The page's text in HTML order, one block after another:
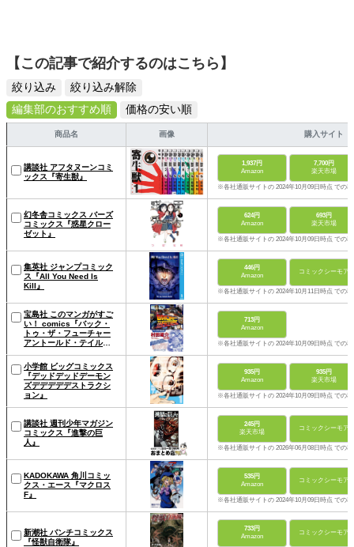
【この記事で紹介するのはこちら】
絞り込み
絞り込み解除
編集部のおすすめ順
価格の安い順
商品名 画像 購入サイト
講談社 アフタヌーンコミ
ックス『寄生獣』
1,937円
Amazon
7,700円
楽天市場
※各社通販サイトの 2024年10月09日時点 での
幻冬舎コミックス バーズ
コミックス『惑星クロー
ゼット』
624円
Amazon
693円
楽天市場
※各社通販サイトの 2024年10月09日時点 での
集英社 ジャンプコミック
ス『All You Need Is
Kill』
446円
Amazon
コミックシーモア
※各社通販サイトの 2024年10月11日時点 での
宝島社 このマンガがすご
い！ comics『バック・
トゥ・ザ・フューチャー
アントールド・テイル
713円
Amazon
※各社通販サイトの 2024年10月09日時点 での
小学館 ビッグコミックス
『デッドデッドデーモン
ズデデデデデストラクシ
ョン』
935円
Amazon
935円
楽天市場
※各社通販サイトの 2024年10月09日時点 での
講談社 週刊少年マガジン
コミックス『進撃の巨
人』
245円
楽天市場
コミックシーモア
※各社通販サイトの 2026年06月08日時点 での
KADOKAWA 角川コミッ
クス・エース『マクロス
F』
535円
Amazon
コミックシーモア
※各社通販サイトの 2024年10月09日時点 での
新潮社 バンチコミックス
『怪獣自衛隊』
733円
Amazon
コミックシーモア